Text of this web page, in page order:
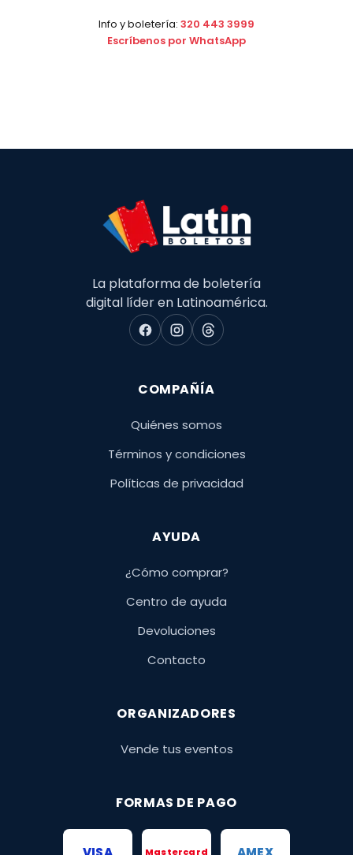
Info y boletería: 320 443 3999
Escríbenos por WhatsApp
La plataforma de boletería
digital líder en Latinoamérica.
COMPAÑÍA
Quiénes somos
Términos y condiciones
Políticas de privacidad
AYUDA
¿Cómo comprar?
Centro de ayuda
Devoluciones
Contacto
ORGANIZADORES
Vende tus eventos
FORMAS DE PAGO
Mastercard